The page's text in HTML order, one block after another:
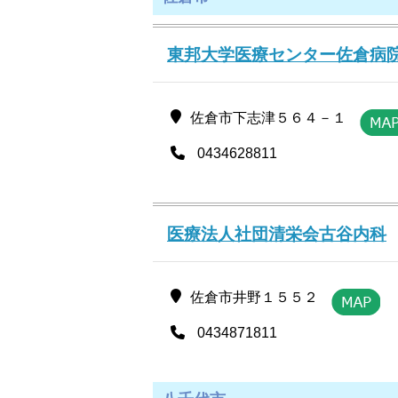
東邦大学医療センター佐倉病
佐倉市下志津５６４－１
0434628811
医療法人社団清栄会古谷内科
佐倉市井野１５５２
0434871811